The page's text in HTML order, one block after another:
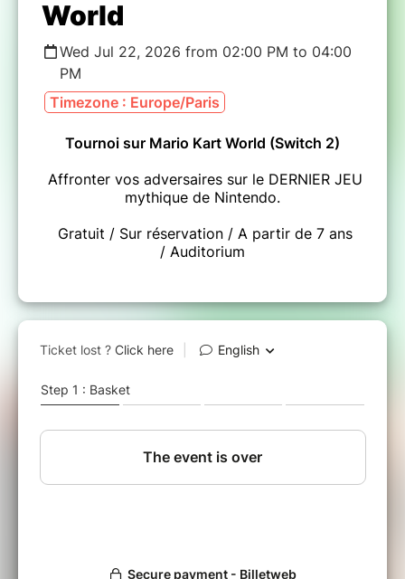
World
Wed Jul 22, 2026 from 02:00 PM to 04:00
PM
Timezone : Europe/Paris
Tournoi sur Mario Kart World (Switch 2)
Affronter vos adversaires sur le DERNIER JEU
mythique de Nintendo.
Gratuit / Sur réservation / A partir de 7 ans
/ Auditorium